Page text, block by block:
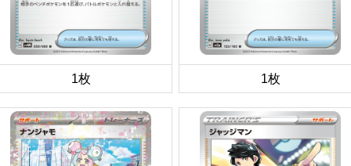
1枚 1枚